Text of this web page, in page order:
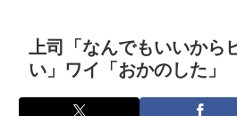
上司「なんでもいいから
い」ワイ「おかのした」